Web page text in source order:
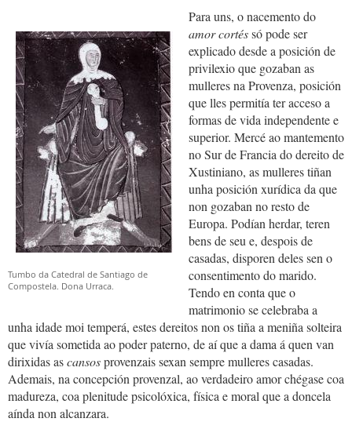
Tumbo da Catedral de Santiago de
Compostela. Dona Urraca.
Para uns, o nacemento do
amor cortéssó pode ser
explicado desde a posición de
privilexio que gozaban as
mulleres na Provenza, posición
que lles permitía ter acceso a
formas de vida independente e
superior. Mercé ao mantemento
no Sur de Francia do dereito de
Xustiniano, as mulleres tiñan
unha posición xurídica da que
non gozaban no resto de
Europa. Podían herdar, teren
bens de seu e, despois de
casadas, disporen deles sen o
consentimento do marido.
Tendo en conta que o
matrimonio se celebraba a
unha idade moi temperá, estes dereitos non os tiña a meniña solteira
que vivía sometida ao poder paterno, de aí que a dama á quen van
dirixidas ascansosprovenzais sexan sempre mulleres casadas.
Ademais, na concepción provenzal, ao verdadeiro amor chégase coa
madureza, coa plenitude psicolóxica, física e moral que a doncela
aínda non alcanzara.